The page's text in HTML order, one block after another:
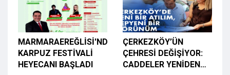
MARMARAEREĞLİSİ'NDE
KARPUZ FESTİVALİ
HEYECANI BAŞLADI
ÇERKEZKÖY’ÜN
ÇEHRESİ DEĞİŞİYOR:
CADDELER YENİDEN